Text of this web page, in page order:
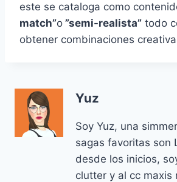
este se cataloga como
match”o ”semi-realista” todo
obtener combinaciones
Yuz
Soy Yuz, una
sagas favoritas son
desde los inicios,
clutter y al cc maxis